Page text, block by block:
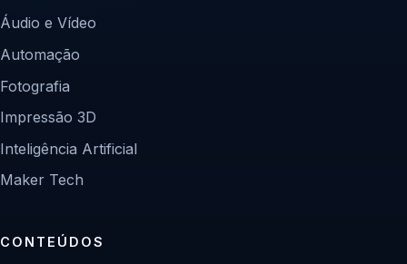
Áudio e Vídeo
Automação
Fotografia
Impressão 3D
Inteligência Artificial
Maker Tech
CONTEÚDOS